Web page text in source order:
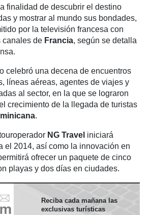
finalidad de descubrir el destino
y mostrar al mundo sus bondades,
por la televisión francesa con
canales de Francia, según se detalla
celebró una decena de encuentros
líneas aéreas, agentes de viajes y
al sector, en la que se lograron
crecimiento de la llegada de turistas
.
NG Travel iniciará
el 2014, así como la innovación en
ofrecer un paquete de cinco
playas y dos días en ciudades.
Reciba cada mañana las
exclusivas turísticas